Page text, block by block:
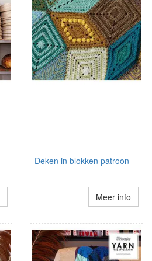
Deken in blokken patroon
Meer info